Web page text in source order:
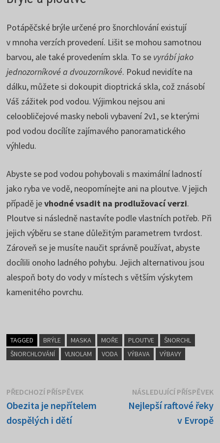
Potápěčské brýle určené pro šnorchlování existují
v mnoha verzích provedení. Lišit se mohou samotnou
barvou, ale také provedením skla. To se vyrábí jako
jednozorníkové a dvouzorníkové. Pokud nevidíte na
dálku, můžete si dokoupit dioptrická skla, což znásobí
Váš zážitek pod vodou. Výjimkou nejsou ani
celoobličejové masky neboli vybavení 2v1, se kterými
pod vodou docílíte zajímavého panoramatického
výhledu.
Abyste se pod vodou pohybovali s maximální ladností
jako ryba ve vodě, neopomínejte ani na ploutve. V jejich
případě jevhodné vsadit na prodlužovací verzi.
Ploutve si následně nastavíte podle vlastních potřeb. Při
jejich výběru se stane důležitým parametrem tvrdost.
Zároveň se je musíte naučit správně používat, abyste
docílili onoho ladného pohybu. Jejich alternativou jsou
alespoň boty do vody v místech s větším výskytem
kamenitého povrchu.
TAGGED BRÝLE MASKA MOŘE PLOUTVE
ŠNORCHL
ŠNORCHLOVÁNÍ
VLNOLAM VODA VÝBAVA VÝBAVY
Navigace
pro
příspěvek
PŘEDCHOZÍ PŘÍSPĚVEK
příspěvek:
Obezita je nepřítelem
dospělých i dětí
NÁSLEDUJÍCÍ PŘÍSPĚVEK
Nejlepší raftové řeky
v Evropě